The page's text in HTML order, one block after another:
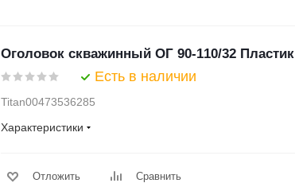
Оголовок скважинный ОГ 90-110/32 Пластик
Есть в наличии
Titan00473536285
Характеристики
Отложить Сравнить